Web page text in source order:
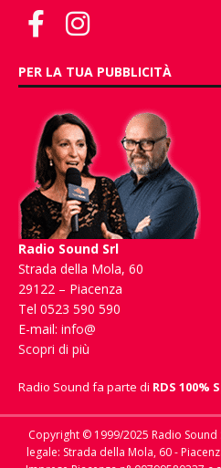
PER LA TUA PUBBLICITÀ
Radio Sound Srl
Strada della Mola, 60
29122 – Piacenza
Tel 0523 590 590
E-mail: info@
Scopri di più
Radio Sound fa parte di RDS 100%
Copyright © 1999/2025 Radio
legale: Strada della Mola, 60 -